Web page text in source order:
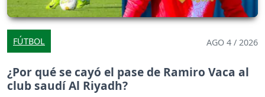
FÚTBOL AGO 4 / 2026
¿Por qué se cayó el pase de Ramiro Vaca al
club saudí Al Riyadh?